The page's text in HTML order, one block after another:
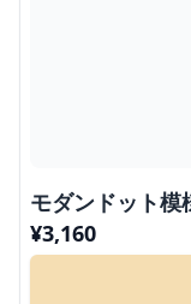
モダンドット模
¥3,160